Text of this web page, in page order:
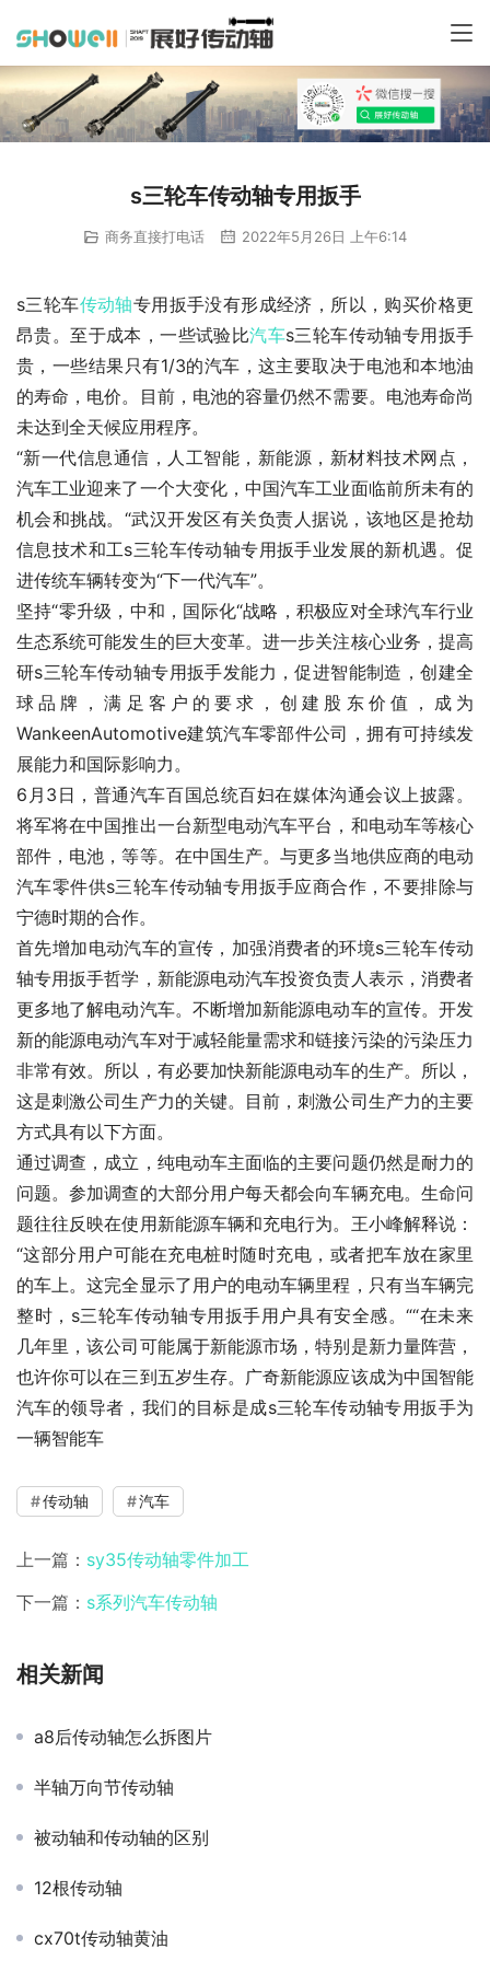
s三轮车传动轴专用扳手
商务直接打电话 2022年5月26日 上午6:14
s三轮车传动轴专用扳手没有形成经济，所以，购买价格更
昂贵。至于成本，一些试验比汽车s三轮车传动轴专用扳手
贵，一些结果只有1/3的汽车，这主要取决于电池和本地油
的寿命，电价。目前，电池的容量仍然不需要。电池寿命尚
未达到全天候应用程序。
“新一代信息通信，人工智能，新能源，新材料技术网点，
汽车工业迎来了一个大变化，中国汽车工业面临前所未有的
机会和挑战。“武汉开发区有关负责人据说，该地区是抢劫
信息技术和工s三轮车传动轴专用扳手业发展的新机遇。促
进传统车辆转变为“下一代汽车”。
坚持“零升级，中和，国际化“战略，积极应对全球汽车行业
生态系统可能发生的巨大变革。进一步关注核心业务，提高
研s三轮车传动轴专用扳手发能力，促进智能制造，创建全
球品牌，满足客户的要求，创建股东价值，成为
WankeenAutomotive建筑汽车零部件公司，拥有可持续发
展能力和国际影响力。
6月3日，普通汽车百国总统百妇在媒体沟通会议上披露。
将军将在中国推出一台新型电动汽车平台，和电动车等核心
部件，电池，等等。在中国生产。与更多当地供应商的电动
汽车零件供s三轮车传动轴专用扳手应商合作，不要排除与
宁德时期的合作。
首先增加电动汽车的宣传，加强消费者的环境s三轮车传动
轴专用扳手哲学，新能源电动汽车投资负责人表示，消费者
更多地了解电动汽车。不断增加新能源电动车的宣传。开发
新的能源电动汽车对于减轻能量需求和链接污染的污染压力
非常有效。所以，有必要加快新能源电动车的生产。所以，
这是刺激公司生产力的关键。目前，刺激公司生产力的主要
方式具有以下方面。
通过调查，成立，纯电动车主面临的主要问题仍然是耐力的
问题。参加调查的大部分用户每天都会向车辆充电。生命问
题往往反映在使用新能源车辆和充电行为。王小峰解释说：
“这部分用户可能在充电桩时随时充电，或者把车放在家里
的车上。这完全显示了用户的电动车辆里程，只有当车辆完
整时，s三轮车传动轴专用扳手用户具有安全感。““在未来
几年里，该公司可能属于新能源市场，特别是新力量阵营，
也许你可以在三到五岁生存。广奇新能源应该成为中国智能
汽车的领导者，我们的目标是成s三轮车传动轴专用扳手为
一辆智能车
传动轴 汽车
上一篇： sy35传动轴零件加工
下一篇： s系列汽车传动轴
相关新闻
a8后传动轴怎么拆图片
半轴万向节传动轴
被动轴和传动轴的区别
12根传动轴
cx70t传动轴黄油